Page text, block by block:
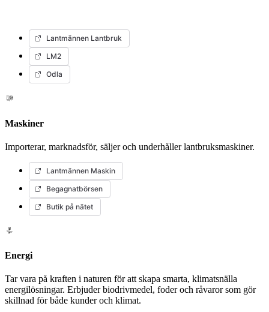
Lantmännen Lantbruk
LM2
Odla
Maskiner
Importerar, marknadsför, säljer och underhåller lantbruksmaskiner.
Lantmännen Maskin
Begagnatbörsen
Butik på nätet
Energi
Tar vara på kraften i naturen för att skapa smarta, klimatsnälla
energilösningar. Erbjuder biodrivmedel, foder och råvaror som gör
skillnad för både kunder och klimat.